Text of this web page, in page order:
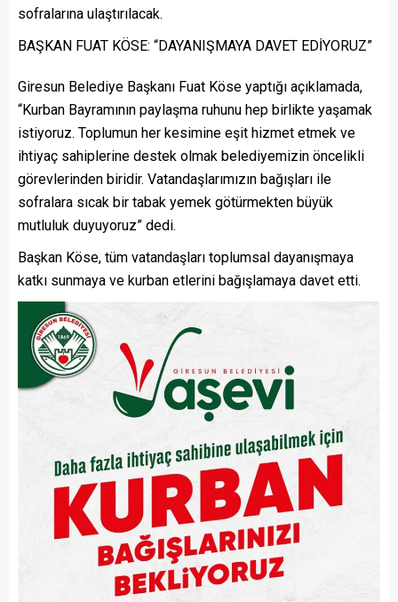
sofralarına ulaştırılacak.
BAŞKAN FUAT KÖSE: “DAYANIŞMAYA DAVET EDİYORUZ”
Giresun Belediye Başkanı Fuat Köse yaptığı açıklamada,
“Kurban Bayramının paylaşma ruhunu hep birlikte yaşamak
istiyoruz. Toplumun her kesimine eşit hizmet etmek ve
ihtiyaç sahiplerine destek olmak belediyemizin öncelikli
görevlerinden biridir. Vatandaşlarımızın bağışları ile
sofralara sıcak bir tabak yemek götürmekten büyük
mutluluk duyuyoruz” dedi.
Başkan Köse, tüm vatandaşları toplumsal dayanışmaya
katkı sunmaya ve kurban etlerini bağışlamaya davet etti.